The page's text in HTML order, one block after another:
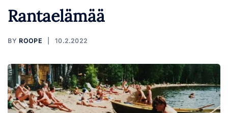
Rantaelämää
BY ROOPE 10.2.2022